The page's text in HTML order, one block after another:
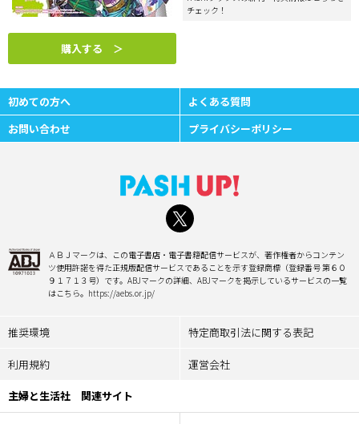
購入する ＞
チェック！
初めての方へ
よくある質問
お問い合わせ
プライバシーポリシー
ＡＢＪマークは、この電子書店・電子書籍配信サービスが、著作権者からコンテン
ツ使用許諾を得た正規版配信サービスであることを示す登録商標（登録番号 第６０
９１７１３号）です。ABJマークの詳細、ABJマークを掲示しているサービスの一覧
はこちら。https://aebs.or.jp/
推奨環境 特定商取引法に関する表記
利用規約 運営会社
主婦と生活社 関連サイト